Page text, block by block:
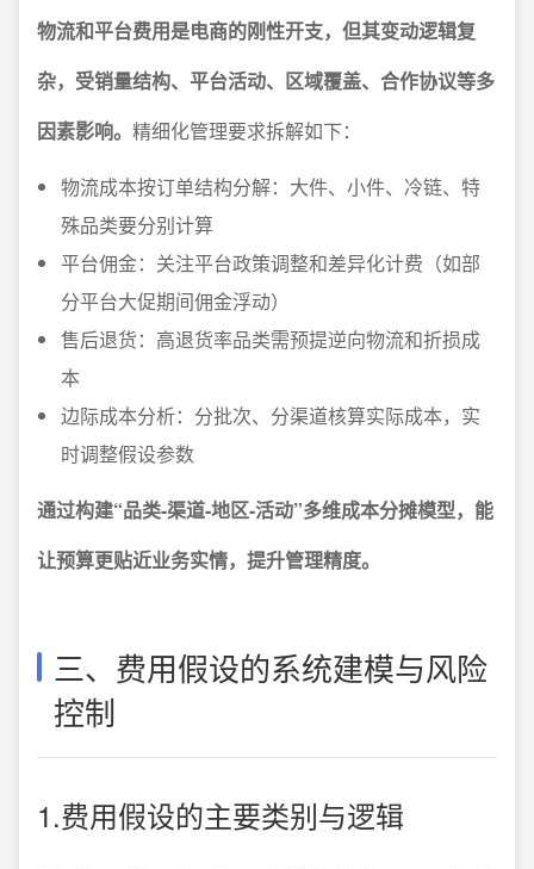
物流和平台费用是电商的刚性开支，但其变动逻辑复
杂，受销量结构、平台活动、区域覆盖、合作协议等多
因素影响。 精细化管理要求拆解如下：
物流成本按订单结构分解：大件、小件、冷链、特
殊品类要分别计算
平台佣金：关注平台政策调整和差异化计费（如部
分平台大促期间佣金浮动）
售后退货：高退货率品类需预提逆向物流和折损成
本
边际成本分析：分批次、分渠道核算实际成本，实
时调整假设参数
通过构建“品类-渠道-地区-活动”多维成本分摊模型，能
让预算更贴近业务实情，提升管理精度。
三、费用假设的系统建模与风险
控制
1.费用假设的主要类别与逻辑